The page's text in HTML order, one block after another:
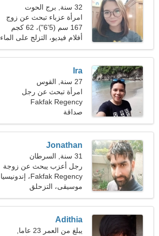
32 سنة, برج الحوت
امرأة عزباء تبحث عن زوج
167 سم (5'6")، 62 كجم
(136 رطلا)
أفلام فيديو، التزلج على الماء
Ira
27 سنة, القوس
امرأة تبحث عن رجل
Fakfak Regency
صداقة
Jonathan
31 سنة, السرطان
رجل أعزب يبحث عن زوجة
21-31
Fakfak Regency، إندونيسيا
موسيقى، التزحلق
Adithia
يبلغ من العمر 23 عاما,